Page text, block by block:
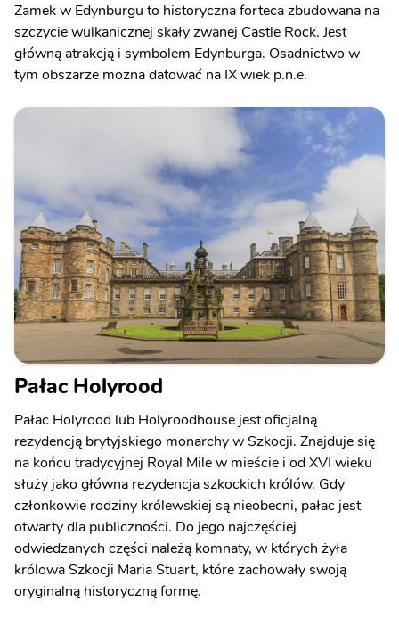
Zamek w Edynburgu to historyczna forteca zbudowana na
szczycie wulkanicznej skały zwanej Castle Rock. Jest
główną atrakcją i symbolem Edynburga. Osadnictwo w
tym obszarze można datować na IX wiek p.n.e.
Pałac Holyrood
Pałac Holyrood lub Holyroodhouse jest oficjalną
rezydencją brytyjskiego monarchy w Szkocji. Znajduje się
na końcu tradycyjnej Royal Mile w mieście i od XVI wieku
służy jako główna rezydencja szkockich królów. Gdy
członkowie rodziny królewskiej są nieobecni, pałac jest
otwarty dla publiczności. Do jego najczęściej
odwiedzanych części należą komnaty, w których żyła
królowa Szkocji Maria Stuart, które zachowały swoją
oryginalną historyczną formę.